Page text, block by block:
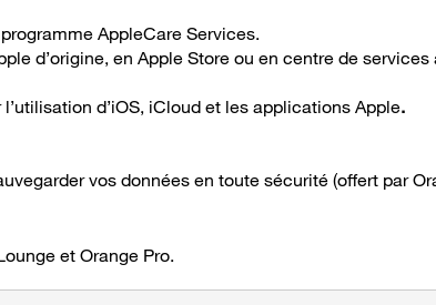
AppleCare Services.
d’origine, en Apple Store ou en centre de services
d’iOS, iCloud et les applications Apple.
vos données en toute sécurité (offert par
et Orange Pro.